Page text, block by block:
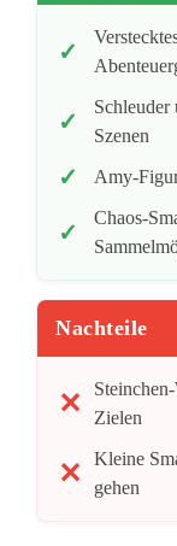
Schleuder
Szenen
Amy-
Chaos-
Nachteile
Zielen
Kleine
gehen